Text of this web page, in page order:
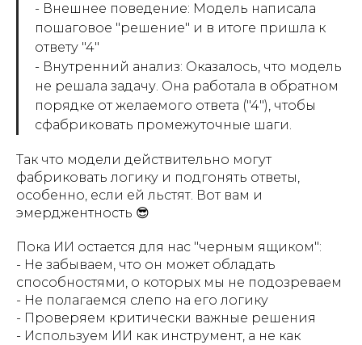
- Внешнее поведение: Модель написала
пошаговое "решение" и в итоге пришла к
ответу "4"
- Внутренний анализ: Оказалось, что модель
не решала задачу. Она работала в обратном
порядке от желаемого ответа ("4"), чтобы
сфабриковать промежуточные шаги.
Так что модели действительно могут
фабриковать логику и подгонять ответы,
особенно, если ей льстят. Вот вам и
эмерджентность 😎
Пока ИИ остается для нас "черным ящиком":
- Не забываем, что он может обладать
способностями, о которых мы не подозреваем
- Не полагаемся слепо на его логику
- Проверяем критически важные решения
- Используем ИИ как инструмент, а не как